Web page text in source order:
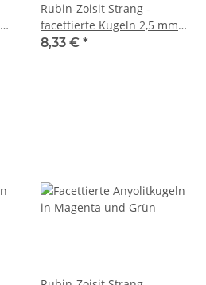
Rubin-Zoisit Strang -
facettierte Kugeln 2,5 mm
grün rot, 38,5 cm /3893
8,33 € *